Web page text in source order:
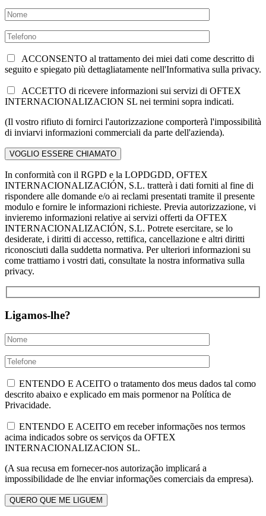
ACCONSENTO al trattamento dei miei dati come descritto di
seguito e spiegato più dettagliatamente nell'Informativa sulla privacy.
ACCETTO di ricevere informazioni sui servizi di OFTEX
INTERNACIONALIZACION SL nei termini sopra indicati.
(Il vostro rifiuto di fornirci l'autorizzazione comporterà l'impossibilità
di inviarvi informazioni commerciali da parte dell'azienda).
In conformità con il RGPD e la LOPDGDD, OFTEX
INTERNACIONALIZACIÓN, S.L. tratterà i dati forniti al fine di
rispondere alle domande e/o ai reclami presentati tramite il presente
modulo e fornire le informazioni richieste. Previa autorizzazione, vi
invieremo informazioni relative ai servizi offerti da OFTEX
INTERNACIONALIZACIÓN, S.L. Potrete esercitare, se lo
desiderate, i diritti di accesso, rettifica, cancellazione e altri diritti
riconosciuti dalla suddetta normativa. Per ulteriori informazioni su
come trattiamo i vostri dati, consultate la nostra informativa sulla
privacy.
Ligamos-lhe?
ENTENDO E ACEITO o tratamento dos meus dados tal como
descrito abaixo e explicado em mais pormenor na Política de
Privacidade.
ENTENDO E ACEITO em receber informações nos termos
acima indicados sobre os serviços da OFTEX
INTERNACIONALIZACION SL.
(A sua recusa em fornecer-nos autorização implicará a
impossibilidade de lhe enviar informações comerciais da empresa).